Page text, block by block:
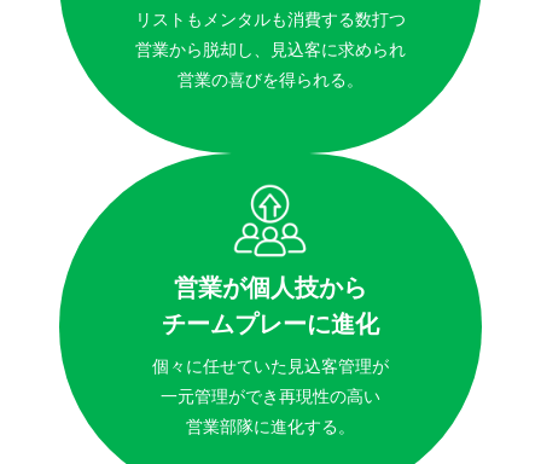
リストもメンタルも消費する数打つ
営業から脱却し、見込客に求められ
営業の喜びを得られる。
営業が個人技から
チームプレーに進化
個々に任せていた見込客管理が
一元管理ができ再現性の高い
営業部隊に進化する。